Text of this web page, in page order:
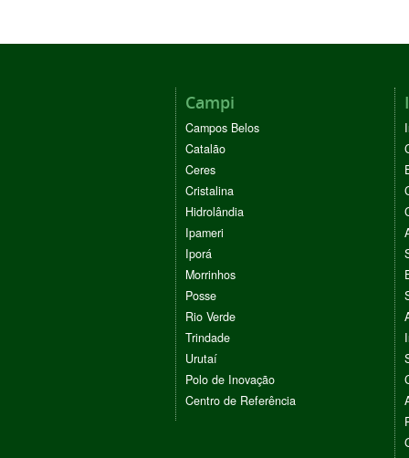
Campi
Campos Belos
Catalão
Ceres
Cristalina
Hidrolândia
Ipameri
Iporá
Morrinhos
Posse
Rio Verde
Trindade
Urutaí
Polo de Inovação
Centro de Referência